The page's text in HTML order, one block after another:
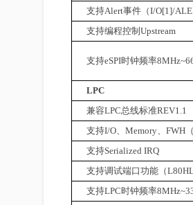
支持Alert事件（I/O[1]/
支持编程控制 Upstream
支持eSPI时钟频率
LPC
兼容LPC总线标准REV1.1
支持I/O、 Memory、 FWH
支持Serialized IRQ
支持调试端口功能（
支持LPC时钟频率